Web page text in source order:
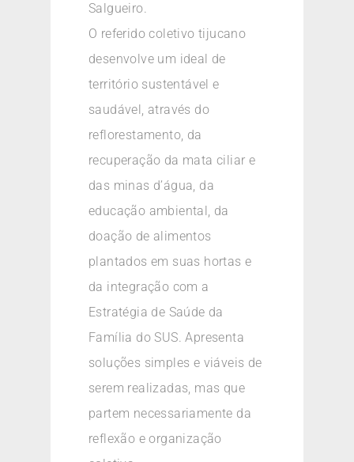
Salgueiro.
O referido coletivo tijucano
desenvolve um ideal de
território sustentável e
saudável, através do
reflorestamento, da
recuperação da mata ciliar e
das minas d’água, da
educação ambiental, da
doação de alimentos
plantados em suas hortas e
da integração com a
Estratégia de Saúde da
Família do SUS. Apresenta
soluções simples e viáveis de
serem realizadas, mas que
partem necessariamente da
reflexão e organização